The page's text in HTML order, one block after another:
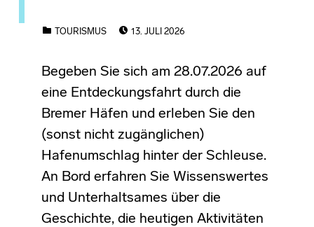
TOURISMUS
13. JULI 2026
Begeben Sie sich am 28.07.2026 auf
eine Entdeckungsfahrt durch die
Bremer Häfen und erleben Sie den
(sonst nicht zugänglichen)
Hafenumschlag hinter der Schleuse.
An Bord erfahren Sie Wissenswertes
und Unterhaltsames über die
Geschichte, die heutigen Aktivitäten